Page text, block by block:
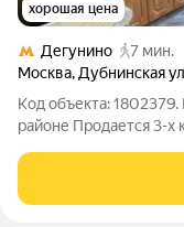
хорошая цена
Дегунино
7 мин.
Москва, Дубнинская
Код объекта:
районе Продается 3-х
Бескудниковском
семьи с детьми, а так же